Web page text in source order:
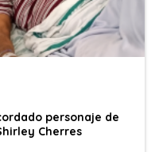
personaje de
Cherres